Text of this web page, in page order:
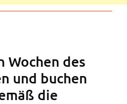
Wochen des
und buchen
die